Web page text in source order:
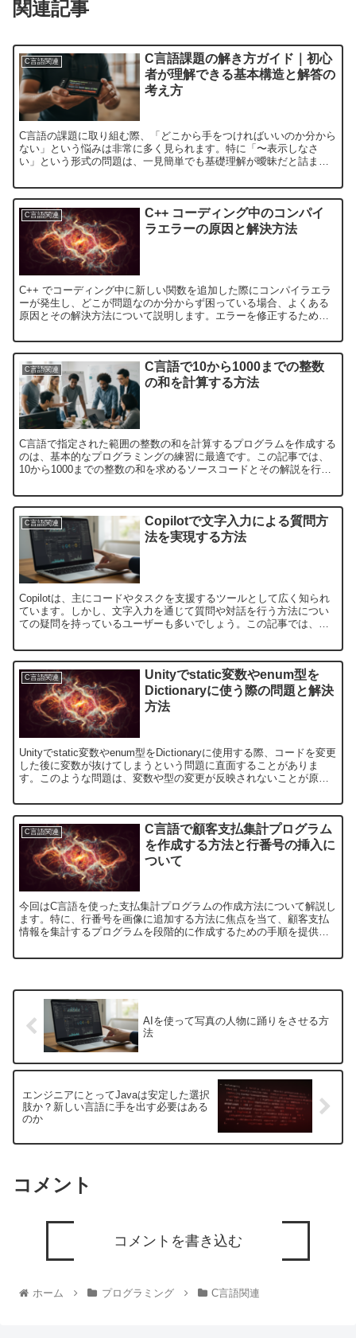
関連記事
C言語関連
C言語課題の解き方ガイド｜初心
者が理解できる基本構造と解答の
考え方
C言語の課題に取り組む際、「どこから手をつければいいのか分から
ない」という悩みは非常に多く見られます。特に「〜表示しなさ
い」という形式の問題は、一見簡単でも基礎理解が曖昧だと詰まり
C言語関連
C++ コーディング中のコンパイ
ラエラーの原因と解決方法
C++ でコーディング中に新しい関数を追加した際にコンパイラエラ
ーが発生し、どこが問題なのか分からず困っている場合、よくある
原因とその解決方法について説明します。エラーを修正するための
C言語関連
C言語で10から1000までの整数
の和を計算する方法
C言語で指定された範囲の整数の和を計算するプログラムを作成する
のは、基本的なプログラミングの練習に最適です。この記事では、
10から1000までの整数の和を求めるソースコードとその解説を行い
C言語関連
Copilotで文字入力による質問方
法を実現する方法
Copilotは、主にコードやタスクを支援するツールとして広く知られ
ています。しかし、文字入力を通じて質問や対話を行う方法につい
ての疑問を持っているユーザーも多いでしょう。この記事では、文
C言語関連
Unityでstatic変数やenum型を
Dictionaryに使う際の問題と解決
方法
Unityでstatic変数やenum型をDictionaryに使用する際、コードを変更
した後に変数が抜けてしまうという問題に直面することがありま
す。このような問題は、変数や型の変更が反映されないことが原因
C言語関連
C言語で顧客支払集計プログラム
を作成する方法と行番号の挿入に
ついて
今回はC言語を使った支払集計プログラムの作成方法について解説し
ます。特に、行番号を画像に追加する方法に焦点を当て、顧客支払
情報を集計するプログラムを段階的に作成するための手順を提供し
AIを使って写真の人物に踊りをさせる方
法
エンジニアにとってJavaは安定した選択
肢か？新しい言語に手を出す必要はある
のか
コメント
コメントを書き込む
ホーム プログラミング C言語関連